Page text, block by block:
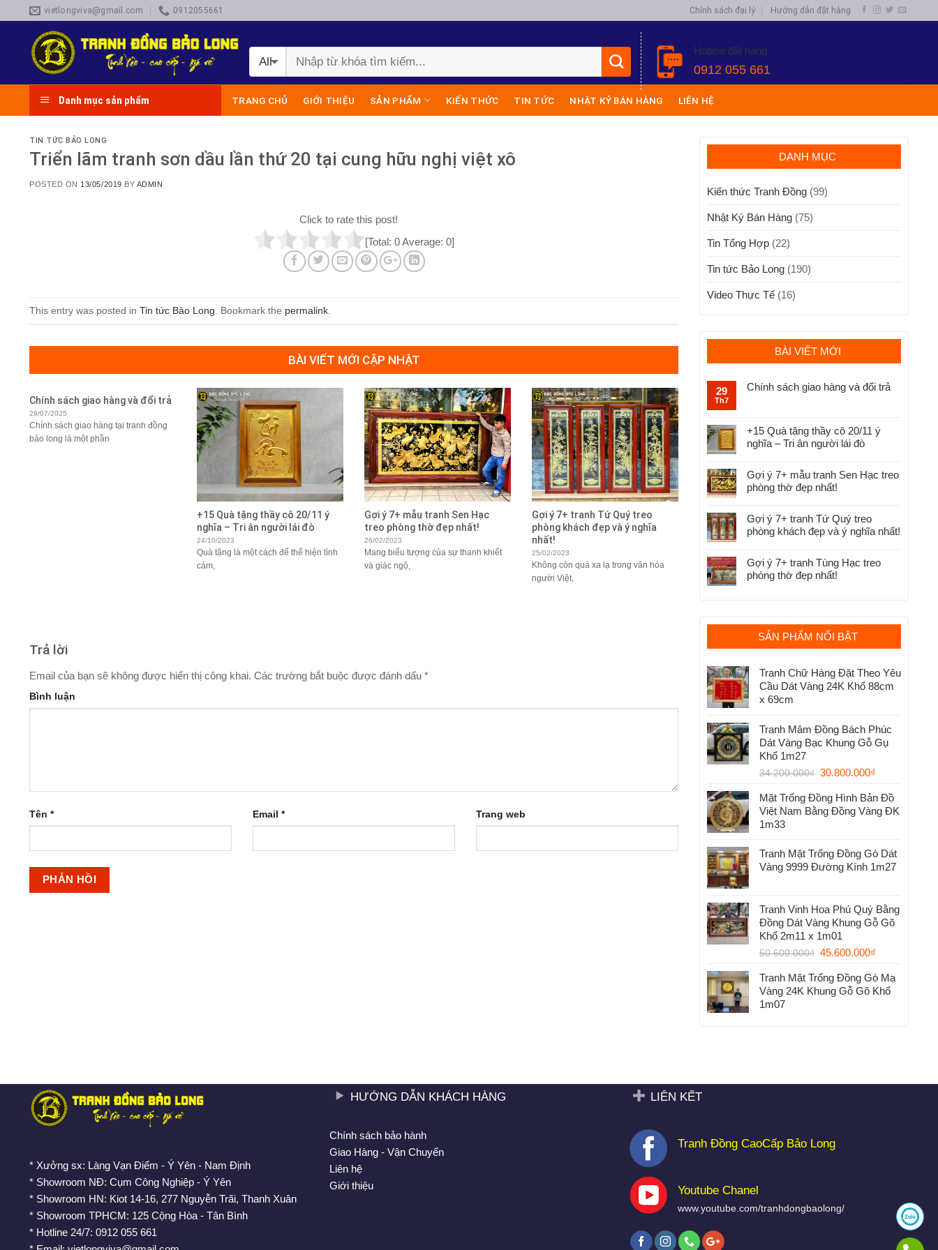
to
vietlongviva@gmail.com 0912055661 Chính sách đại lý Hướng dẫn đặt hàng
Hotline đặt hàng
0912 055 661
Danh mục sản phẩm TRANG CHỦ GIỚI THIỆU SẢN PHẨM KIẾN THỨC TIN TỨC NHẬT KÝ BÁN HÀNG LIÊN HỆ
TIN TỨC BẢO LONG
Triển lãm tranh sơn dầu lần thứ 20 tại cung hữu nghị việt xô
POSTED ON 13/05/2019 BY ADMIN
Click to rate this post!
[Total: 0Average: 0]
This entry was posted in Tin tức Bảo Long . Bookmark the permalink
BÀI VIẾT MỚI CẬP NHẬT
Chính sách giao hàng và đổi trả
29/07/2025
Chính sách giao hàng tại tranh đồng
bảo long là một phần
+15 Quà tặng thầy cô 20/11 ý
nghĩa – Tri ân người lái đò
24/10/2023
Quà tặng là một cách để thể hiện tình
cảm,
Gợi ý 7+ mẫu tranh Sen Hạc
treo phòng thờ đẹp nhất!
26/02/2023
Mang biểu tượng của sự thanh khiết
và giác ngộ,
Gợi ý 7+ tranh Tứ Quý treo
phòng khách đẹp và ý nghĩa
nhất!
25/02/2023
Không còn quá xa lạ trong văn hóa
người Việt,
Trả lời
Email của bạn sẽ không được hiển thị công khai. Các trường bắt buộc được đánh dấu *
Bình luận
Tên * Email * Trang web
DANH MỤC
Kiến thức Tranh Đồng (99)
Nhật Ký Bán Hàng (75)
Tin Tổng Hợp (22)
Tin tức Bảo Long (190)
Video Thực Tế (16)
BÀI VIẾT MỚI
29
Th7
Chính sách giao hàng và đổi trả
+15 Quà tặng thầy cô 20/11 ý
nghĩa – Tri ân người lái đò
Gợi ý 7+ mẫu tranh Sen Hạc treo
phòng thờ đẹp nhất!
Gợi ý 7+ tranh Tứ Quý treo
phòng khách đẹp và ý nghĩa nhất!
Gợi ý 7+ tranh Tùng Hạc treo
phòng thờ đẹp nhất!
SẢN PHẨM NỔI BẬT
Tranh Chữ Hàng Đặt Theo Yêu
Cầu Dát Vàng 24K Khổ 88cm
x 69cm
Tranh Mâm Đồng Bách Phúc
Dát Vàng Bạc Khung Gỗ Gụ
Khổ 1m27
34.200.000₫ 30.800.000₫
Mặt Trống Đồng Hình Bản Đồ
Việt Nam Bằng Đồng Vàng ĐK
1m33
Tranh Mặt Trống Đồng Gò Dát
Vàng 9999 Đường Kính 1m27
Tranh Vinh Hoa Phú Quý Bằng
Đồng Dát Vàng Khung Gỗ Gõ
Khổ 2m11 x 1m01
50.600.000₫ 45.600.000₫
Tranh Mặt Trống Đồng Gò Mạ
Vàng 24K Khung Gỗ Gõ Khổ
1m07
* Xưởng sx: Làng Vạn Điểm - Ý Yên - Nam Định
* Showroom NĐ: Cụm Công Nghiệp - Ý Yên
* Showroom HN: Kiot 14-16, 277 Nguyễn Trãi, Thanh Xuân
* Showroom TPHCM: 125 Cộng Hòa - Tân Bình
* Hotline 24/7: 0912 055 661
HƯỚNG DẪN KHÁCH HÀNG
Chính sách bảo hành
Giao Hàng - Vận Chuyển
Liên hệ
Giới thiệu
LIÊN KẾT
Tranh Đồng CaoCấp Bảo Long
Youtube Chanel
www.youtube.com/tranhdongbaolong/